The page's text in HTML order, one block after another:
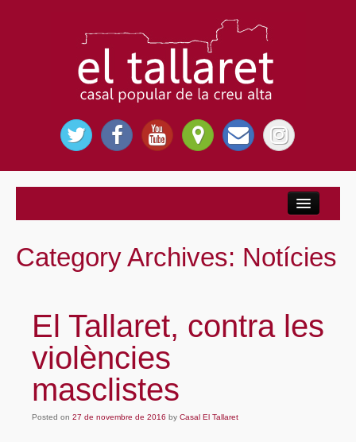
El Casal Popular
Entitats
Sòcies i socis
Organització
Category Archives: Notícies
El Tallaret, contra les
violències
masclistes
Posted on 27 de novembre de 2016 by Casal El Tallaret